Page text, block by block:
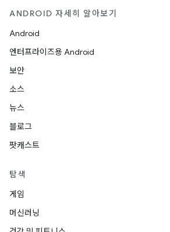
ANDROID 자세히 알아보기
Android
엔터프라이즈용 Android
보안
소스
뉴스
블로그
팟캐스트
탐색
게임
머신러닝